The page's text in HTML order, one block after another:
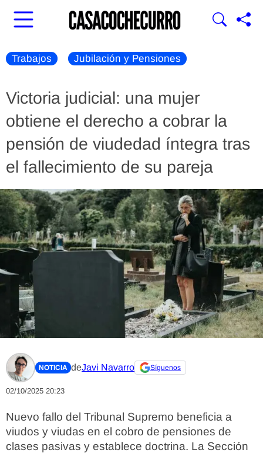
Trabajos Jubilación y Pensiones
Victoria judicial: una mujer
obtiene el derecho a cobrar la
pensión de viudedad íntegra tras
el fallecimiento de su pareja
NOTICIA deJavi Navarro Síguenos
02/10/2025 20:23
Nuevo fallo del Tribunal Supremo beneficia a
viudos y viudas en el cobro de pensiones de
clases pasivas y establece doctrina. La Sección